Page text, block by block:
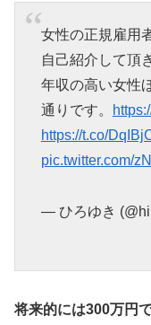
女性の正規雇用
自己紹介して頂
年収の高い女性
通りです。
https://t.co/
pic.twitter.com/
— ひろゆき
将来的には300万円